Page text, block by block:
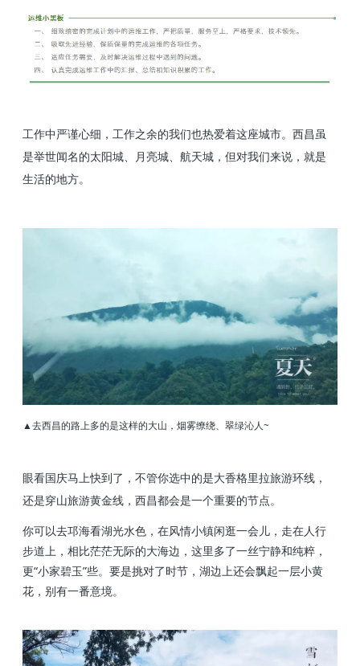
工作中严谨心细，工作之余的我们也热爱着这座城市。西昌虽
是举世闻名的太阳城、月亮城、航天城，但对我们来说，就是
生活的地方。
▲去西昌的路上多的是这样的大山，烟雾缭绕、翠绿沁人~
眼看国庆马上快到了，不管你选中的是大香格里拉旅游环线，
还是穿山旅游黄金线，西昌都会是一个重要的节点。
你可以去邛海看湖光水色，在风情小镇闲逛一会儿 ，走在人行
步道上，相比茫茫无际的大海边，这里多了一丝宁静和纯粹，
更“小家碧玉”些。要是挑对了时节，湖边上还会飘起一层小黄
花，别有一番意境。